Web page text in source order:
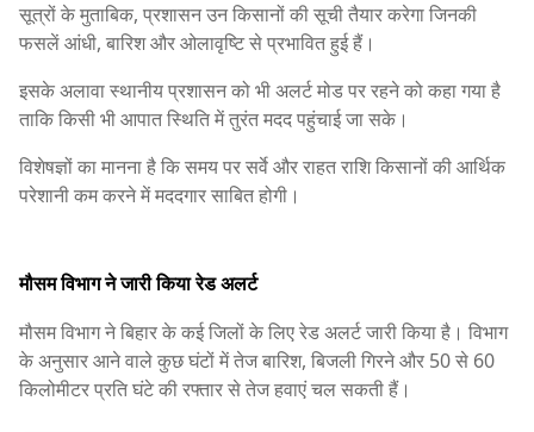
सूत्रों के मुताबिक, प्रशासन उन किसानों की सूची तैयार करेगा जिनकी
फसलें आंधी, बारिश और ओलावृष्टि से प्रभावित हुई हैं।
इसके अलावा स्थानीय प्रशासन को भी अलर्ट मोड पर रहने को कहा गया है
ताकि किसी भी आपात स्थिति में तुरंत मदद पहुंचाई जा सके।
विशेषज्ञों का मानना है कि समय पर सर्वे और राहत राशि किसानों की आर्थिक
परेशानी कम करने में मददगार साबित होगी।
मौसम विभाग ने जारी किया रेड अलर्ट
मौसम विभाग ने बिहार के कई जिलों के लिए रेड अलर्ट जारी किया है। विभाग
के अनुसार आने वाले कुछ घंटों में तेज बारिश, बिजली गिरने और 50 से 60
किलोमीटर प्रति घंटे की रफ्तार से तेज हवाएं चल सकती हैं।